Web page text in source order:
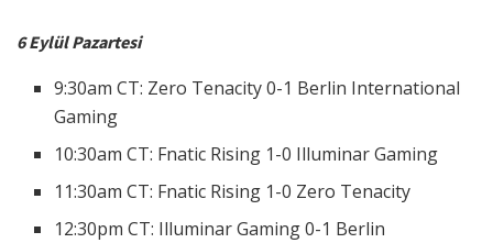
6 Eylül Pazartesi
9:30am CT: Zero Tenacity 0-1 Berlin International
Gaming
10:30am CT: Fnatic Rising 1-0 Illuminar Gaming
11:30am CT: Fnatic Rising 1-0 Zero Tenacity
12:30pm CT: Illuminar Gaming 0-1 Berlin